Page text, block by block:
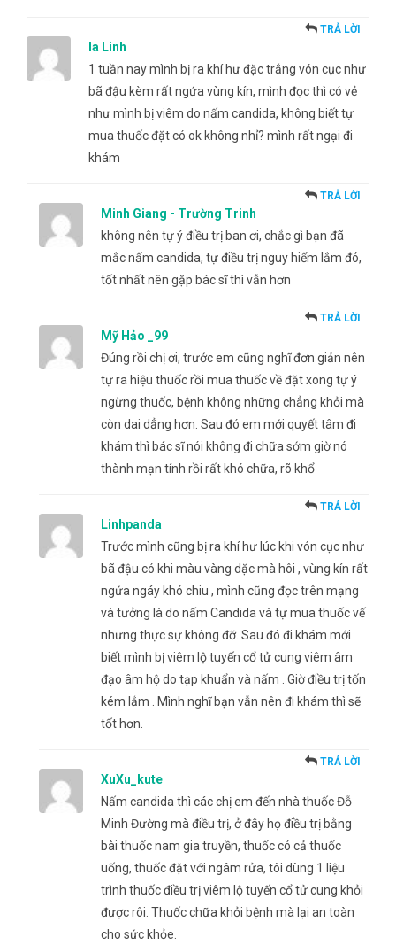
la Linh
TRẢ LỜI
1 tuần nay mình bị ra khí hư đặc trắng vón cục như
bã đậu kèm rất ngứa vùng kín, mình đọc thì có vẻ
như mình bị viêm do nấm candida, không biết tự
mua thuốc đặt có ok không nhỉ? mình rất ngại đi
khám
Minh Giang - Trường Trinh
TRẢ LỜI
không nên tự ý điều trị ban ơi, chắc gì bạn đã
mắc nấm candida, tự điều trị nguy hiểm lắm đó,
tốt nhất nên gặp bác sĩ thì vẫn hơn
Mỹ Hảo _99
TRẢ LỜI
Đúng rồi chị ơi, trước em cũng nghĩ đơn giản nên
tự ra hiệu thuốc rồi mua thuốc về đặt xong tự ý
ngừng thuốc, bệnh không những chẳng khỏi mà
còn dai dẳng hơn. Sau đó em mới quyết tâm đi
khám thì bác sĩ nói không đi chữa sớm giờ nó
thành mạn tính rồi rất khó chữa, rõ khổ
Linhpanda
TRẢ LỜI
Trước mình cũng bị ra khí hư lúc khi vón cục như
bã đậu có khi màu vàng dặc mà hôi , vùng kín rất
ngứa ngáy khó chiu , mình cũng đọc trên mạng
và tưởng là do nấm Candida và tự mua thuốc vế
nhưng thực sự không đỡ. Sau đó đi khám mới
biết mình bị viêm lộ tuyến cổ tử cung viêm âm
đạo âm hộ do tạp khuẩn và nấm . Giờ điều trị tốn
kém lắm . Mình nghĩ bạn vẫn nên đi khám thì sẽ
tốt hơn.
XuXu_kute
TRẢ LỜI
Nấm candida thì các chị em đến nhà thuốc Đỗ
Minh Đường mà điều trị, ở đây họ điều trị bằng
bài thuốc nam gia truyền, thuốc có cả thuốc
uống, thuốc đặt với ngâm rửa, tôi dùng 1 liệu
trình thuốc điều trị viêm lộ tuyến cổ tử cung khỏi
được rôi. Thuốc chữa khỏi bệnh mà lại an toàn
cho sức khỏe.